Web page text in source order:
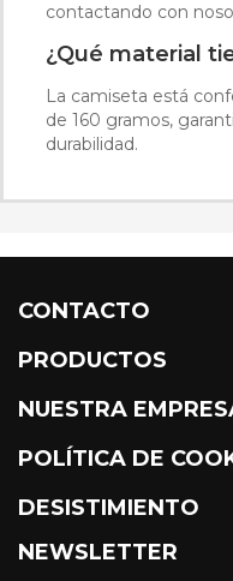
contactando con
¿Qué material
La camiseta está
de 160 gramos,
durabilidad.
CONTACTO
PRODUCTOS
NUESTRA
POLÍTICA DE
DESISTIMIENTO
NEWSLETTER